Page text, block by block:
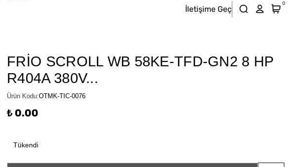
İletişime Geç
0
FRİO SCROLL WB 58KE-TFD-GN2 8 HP
R404A 380V...
Ürün Kodu:OTMK-TIC-0076
₺ 0.00
Tükendi